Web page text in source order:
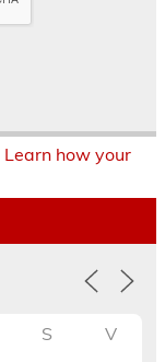
Learn how your
S V